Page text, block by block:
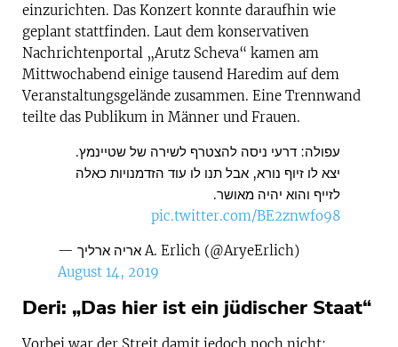
einzurichten. Das Konzert konnte daraufhin wie
geplant stattfinden. Laut dem konservativen
Nachrichtenportal „Arutz Scheva“ kamen am
Mittwochabend einige tausend Haredim auf dem
Veranstaltungsgelände zusammen. Eine Trennwand
teilte das Publikum in Männer und Frauen.
עפולה: דרעי ניסה להצטרף לשירה של שטיינמץ.
יצא לו זיוף נורא, אבל תנו לו עוד הזדמנויות כאלה
לזייף והוא יהיה מאושר.
pic.twitter.com/BE2znwfo98
— אריה ארליך A. Erlich (@AryeErlich)
August 14, 2019
Deri: „Das hier ist ein jüdischer Staat“
Vorbei war der Streit damit jedoch noch nicht: